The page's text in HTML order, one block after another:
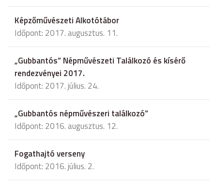
Képzőművészeti Alkotótábor
Időpont: 2017. augusztus. 11.
„Gubbantós” Népművészeti Találkozó és kísérő
rendezvényei 2017.
Időpont: 2017. július. 24.
„Gubbantós népművészeri találkozó”
Időpont: 2016. augusztus. 12.
Fogathajtó verseny
Időpont: 2016. július. 2.